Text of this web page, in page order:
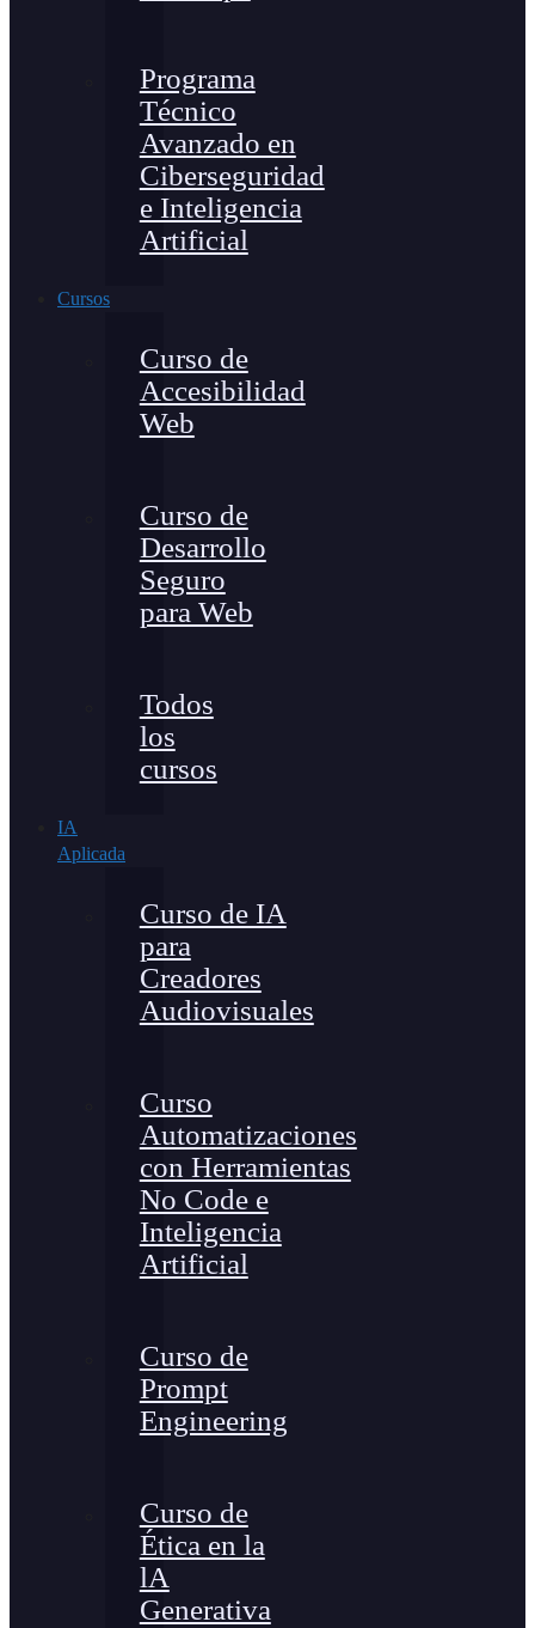
Programa
Técnico
Avanzado en
Ciberseguridad
e Inteligencia
Artificial
Cursos
Curso de
Accesibilidad
Web
Curso de
Desarrollo
Seguro
para Web
Todos
los
cursos
IA
Aplicada
Curso de IA
para
Creadores
Audiovisuales
Curso
Automatizaciones
con Herramientas
No Code e
Inteligencia
Artificial
Curso de
Prompt
Engineering
Curso de
Ética en la
lA
Generativa